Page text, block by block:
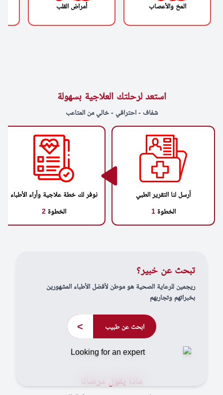
المخ والأعصاب أمراض القلب
استعد لرحلتك العلاجية بسهولة
شفاف - احترافي - خالي من المتاعب
أرسل لنا التقرير الطبي
الخطوة1
نوفر لك خطة علاجية وأراء الأطباء
الخطوة2
تبحث عن خبير؟
ريجمين للرعاية الصحية هو موطن لأفضل الأطباء المشهورين
بخبراتهم وتجاربهم
ابحث عن طبيب >
ماذا يقول مرضانا